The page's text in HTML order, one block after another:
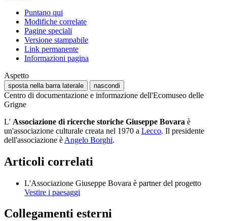
Puntano qui
Modifiche correlate
Pagine speciali
Versione stampabile
Link permanente
Informazioni pagina
Aspetto
sposta nella barra laterale nascondi
Centro di documentazione e informazione dell'Ecomuseo delle
Grigne
L' Associazione di ricerche storiche Giuseppe Bovara è
un'associazione culturale creata nel 1970 a Lecco. Il presidente
dell'associazione è Angelo Borghi.
Articoli correlati
L'Associazione Giuseppe Bovara è partner del progetto
Vestire i paesaggi
Collegamenti esterni